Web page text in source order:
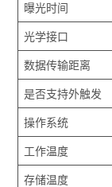
曝光时间
光学接口
数据传输距离
是否支持外触发
操作系统
工作温度
存储温度